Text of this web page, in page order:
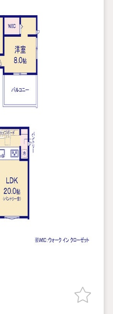
ない物件も多数ございま
当営業へご希望をお伝え
わせ、弊社へのご来社な
に合わせた物件などもご
子店 営業2課にお任せくだ